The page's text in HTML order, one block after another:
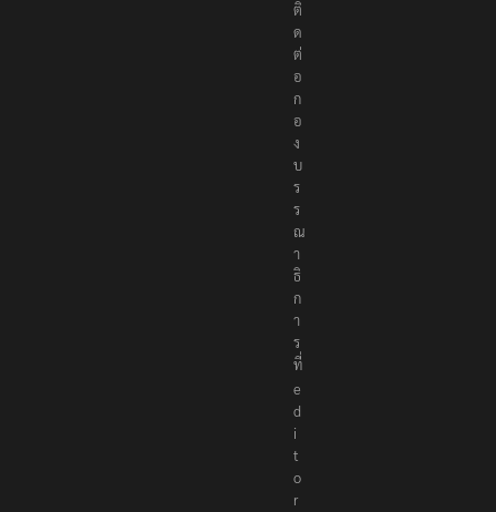
อ
ก
อ
ง
บ
ร
ร
ณ
า
ธิ
ก
า
ร
ที่
e
d
i
t
o
r
@
t
h